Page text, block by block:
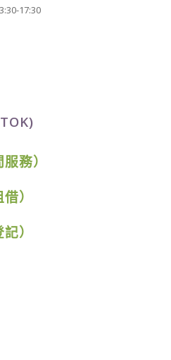
17:30
務）
）
）